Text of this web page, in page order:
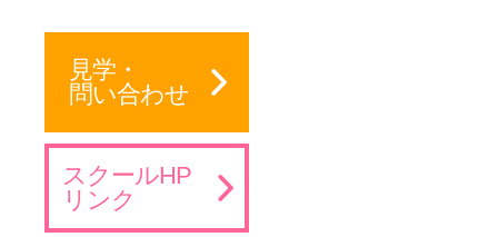
見学・
問い合わせ
スクールHP
リンク